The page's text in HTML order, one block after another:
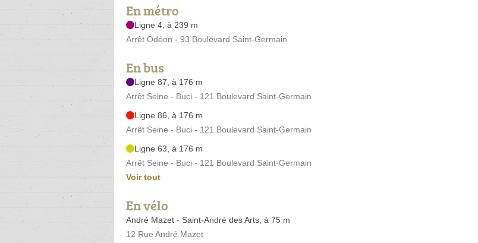
En métro
Ligne 4, à 239 m
Arrêt Odéon - 93 Boulevard Saint-Germain
En bus
Ligne 87, à 176 m
Arrêt Seine - Buci - 121 Boulevard Saint-Germain
Ligne 86, à 176 m
Arrêt Seine - Buci - 121 Boulevard Saint-Germain
Ligne 63, à 176 m
Arrêt Seine - Buci - 121 Boulevard Saint-Germain
Voir tout
En vélo
André Mazet - Saint-André des Arts, à 75 m
12 Rue André Mazet